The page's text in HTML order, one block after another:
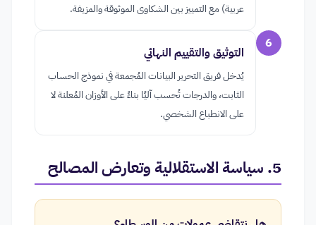
عربية) مع التمييز بين الشكاوى الموثوقة والمزيفة.
6
التوثيق والتقييم النهائي
يُدخل فريق التحرير البيانات المُجمعة في نموذج الحساب
الثابت، والدرجات تُحسب آليًا بناءً على الأوزان المُعلنة لا
على الانطباع الشخصي.
5. سياسة الاستقلالية وتعارض المصالح